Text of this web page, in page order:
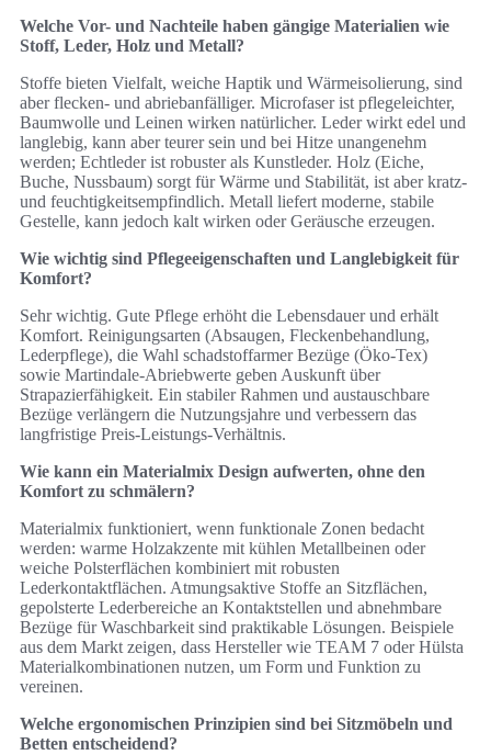
Welche Vor- und Nachteile haben gängige Materialien wie
Stoff, Leder, Holz und Metall?
Stoffe bieten Vielfalt, weiche Haptik und Wärmeisolierung, sind
aber flecken- und abriebanfälliger. Microfaser ist pflegeleichter,
Baumwolle und Leinen wirken natürlicher. Leder wirkt edel und
langlebig, kann aber teurer sein und bei Hitze unangenehm
werden; Echtleder ist robuster als Kunstleder. Holz (Eiche,
Buche, Nussbaum) sorgt für Wärme und Stabilität, ist aber kratz-
und feuchtigkeitsempfindlich. Metall liefert moderne, stabile
Gestelle, kann jedoch kalt wirken oder Geräusche erzeugen.
Wie wichtig sind Pflegeeigenschaften und Langlebigkeit für
Komfort?
Sehr wichtig. Gute Pflege erhöht die Lebensdauer und erhält
Komfort. Reinigungsarten (Absaugen, Fleckenbehandlung,
Lederpflege), die Wahl schadstoffarmer Bezüge (Öko‑Tex)
sowie Martindale‑Abriebwerte geben Auskunft über
Strapazierfähigkeit. Ein stabiler Rahmen und austauschbare
Bezüge verlängern die Nutzungsjahre und verbessern das
langfristige Preis‑Leistungs‑Verhältnis.
Wie kann ein Materialmix Design aufwerten, ohne den
Komfort zu schmälern?
Materialmix funktioniert, wenn funktionale Zonen bedacht
werden: warme Holzakzente mit kühlen Metallbeinen oder
weiche Polsterflächen kombiniert mit robusten
Lederkontaktflächen. Atmungsaktive Stoffe an Sitzflächen,
gepolsterte Lederbereiche an Kontaktstellen und abnehmbare
Bezüge für Waschbarkeit sind praktikable Lösungen. Beispiele
aus dem Markt zeigen, dass Hersteller wie TEAM 7 oder Hülsta
Materialkombinationen nutzen, um Form und Funktion zu
vereinen.
Welche ergonomischen Prinzipien sind bei Sitzmöbeln und
Betten entscheidend?